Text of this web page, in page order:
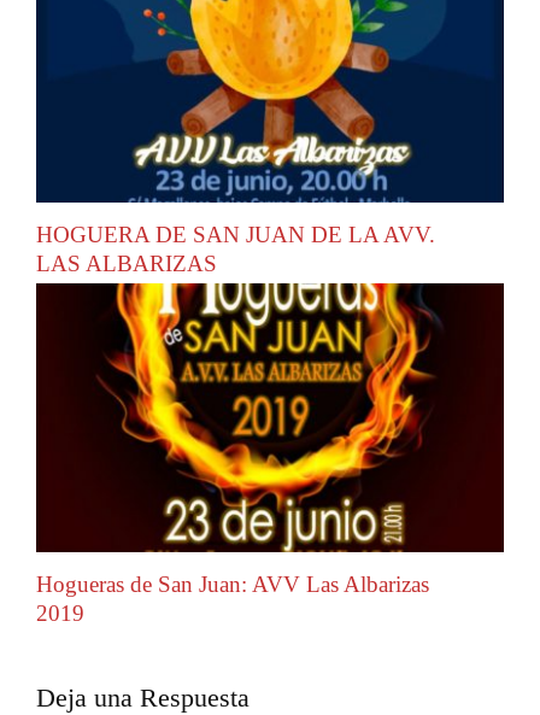
HOGUERA DE SAN JUAN DE LA AVV.
LAS ALBARIZAS
Hogueras de San Juan: AVV Las Albarizas
2019
Deja una Respuesta